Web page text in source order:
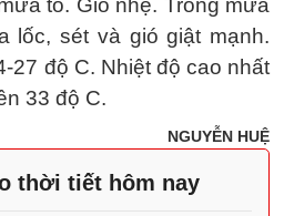
to. Gió nhẹ. Trong mưa
lốc, sét và gió giật mạnh.
27 độ C. Nhiệt độ cao nhất
33 độ C.
NGUYỄN HUỆ
thời tiết hôm nay